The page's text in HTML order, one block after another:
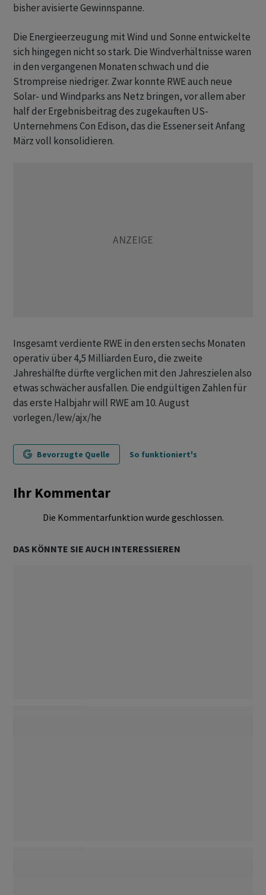
bisher avisierte Gewinnspanne.
Die Energieerzeugung mit Wind und Sonne entwickelte
sich hingegen nicht so stark. Die Windverhältnisse waren
in den vergangenen Monaten schwach und die
Strompreise niedriger. Zwar konnte RWE auch neue
Solar- und Windparks ans Netz bringen, vor allem aber
half der Ergebnisbeitrag des zugekauften US-
Unternehmens Con Edison, das die Essener seit Anfang
März voll konsolidieren.
Insgesamt verdiente RWE in den ersten sechs Monaten
operativ über 4,5 Milliarden Euro, die zweite
Jahreshälfte dürfte verglichen mit den Jahreszielen also
etwas schwächer ausfallen. Die endgültigen Zahlen für
das erste Halbjahr will RWE am 10. August
vorlegen./lew/ajx/he
Bevorzugte Quelle So funktioniert's
Ihr Kommentar
Die Kommentarfunktion wurde geschlossen.
DAS KÖNNTE SIE AUCH INTERESSIEREN